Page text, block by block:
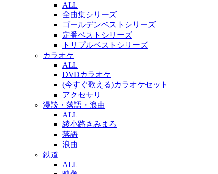
ALL
全曲集シリーズ
ゴールデンベストシリーズ
定番ベストシリーズ
トリプルベストシリーズ
カラオケ
ALL
DVDカラオケ
(今すぐ歌える)カラオケセット
アクセサリ
漫談・落語・浪曲
ALL
綾小路きみまろ
落語
浪曲
鉄道
ALL